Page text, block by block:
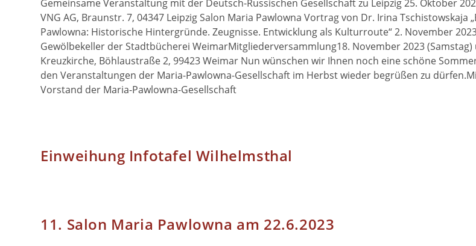
Gemeinsame Veranstaltung mit der Deutsch-Russischen Gesellschaft zu Leipzig 25. Oktober
VNG AG, Braunstr. 7, 04347 Leipzig Salon Maria Pawlowna Vortrag von Dr. Irina Tschistowskaja
Pawlowna: Historische Hintergründe. Zeugnisse. Entwicklung als Kulturroute“ 2. November
Gewölbekeller der Stadtbücherei WeimarMitgliederversammlung18. November 2023
Kreuzkirche, Böhlaustraße 2, 99423 Weimar Nun wünschen wir Ihnen noch eine schöne
den Veranstaltungen der Maria-Pawlowna-Gesellschaft im Herbst wieder begrüßen zu
Vorstand der Maria-Pawlowna-Gesellschaft
Einweihung Infotafel Wilhelmsthal
11. Salon Maria Pawlowna am 22.6.2023